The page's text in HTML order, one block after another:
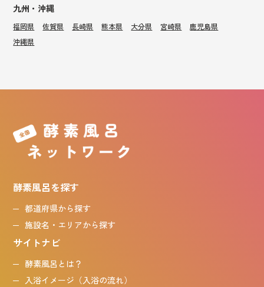
九州・沖縄
福岡県 佐賀県 長崎県 熊本県 大分県 宮崎県
鹿児島県
沖縄県
酵素風呂を探す
都道府県から探す
施設名・エリアから探す
サイトナビ
酵素風呂とは？
入浴イメージ（入浴の流れ）